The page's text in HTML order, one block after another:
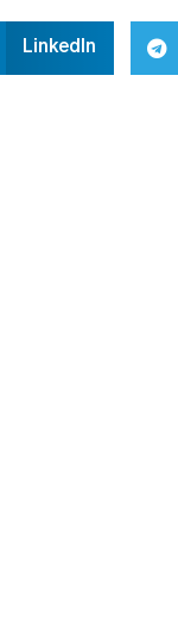
LinkedIn